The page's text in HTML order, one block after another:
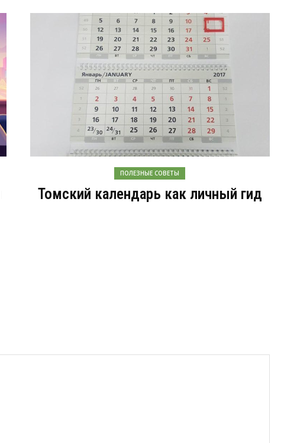
ПОЛЕЗНЫЕ СОВЕТЫ
Томский календарь как личный гид